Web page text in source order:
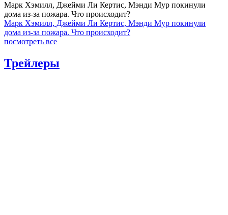
Марк Хэмилл, Джейми Ли Кертис, Мэнди Мур покинули
дома из-за пожара. Что происходит?
Марк Хэмилл, Джейми Ли Кертис, Мэнди Мур покинули
дома из-за пожара. Что происходит?
посмотреть все
Трейлеры